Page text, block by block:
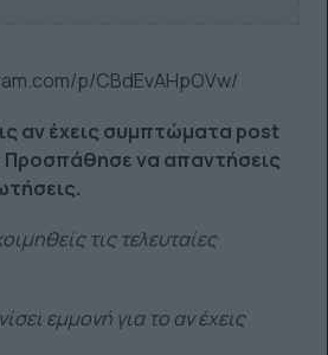
p/CBdEvAHpOVw/
αν έχεις συμπτώματα post
να απαντήσεις
τις τελευταίες
εμμονή για το αν έχεις